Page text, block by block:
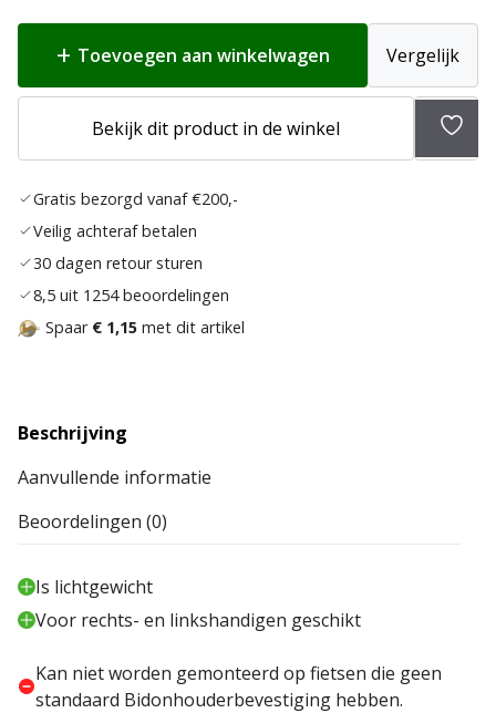
Toevoegen aan winkelwagen Vergelijk
Bekijk dit product in de winkel
Gratis bezorgd vanaf €200,-
Veilig achteraf betalen
30 dagen retour sturen
8,5 uit 1254 beoordelingen
Spaar € 1,15 met dit artikel
Beschrijving
Aanvullende informatie
Beoordelingen (0)
Is lichtgewicht
Voor rechts- en linkshandigen geschikt
Kan niet worden gemonteerd op fietsen die geen
standaard Bidonhouderbevestiging hebben.